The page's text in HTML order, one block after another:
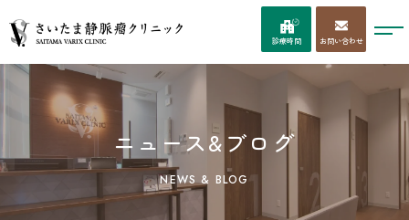
診療時間 お問い合わせ
ニュース&ブログ
NEWS & BLOG